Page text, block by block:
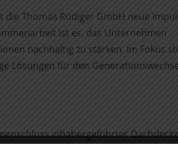
Thomas Rüdiger GmbH neue
ist es, das Unternehmen
nachhaltig zu stärken. Im Fokus
Lösungen für den
inhabergeführter